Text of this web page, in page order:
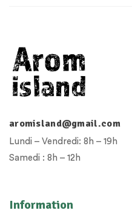
Information
aromisland@gmail.com
Lundi – Vendredi: 8h – 19h
Samedi : 8h – 12h